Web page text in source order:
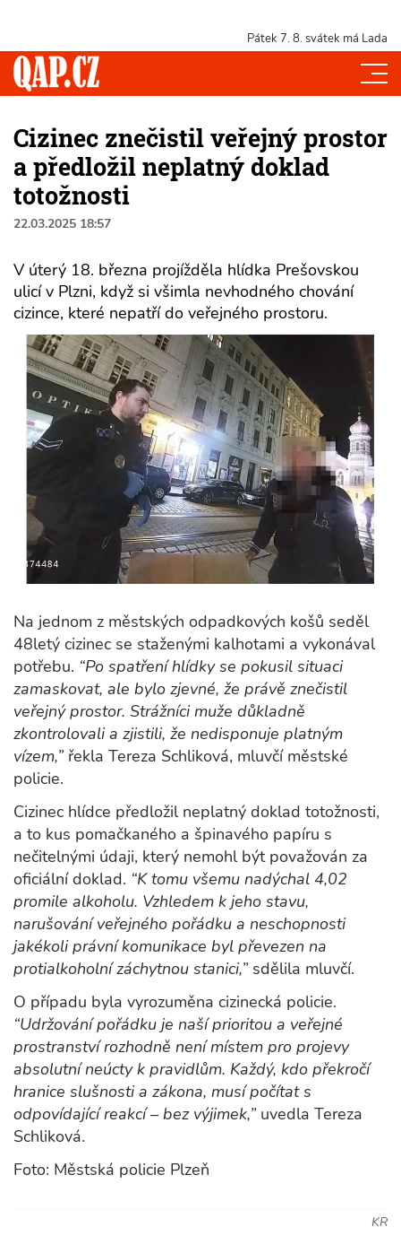
Pátek 7. 8. svátek má Lada
Cizinec znečistil veřejný prostor
a předložil neplatný doklad
totožnosti
22.03.2025 18:57
V úterý 18. března projížděla hlídka Prešovskou
ulicí v Plzni, když si všimla nevhodného chování
cizince, které nepatří do veřejného prostoru.
Na jednom z městských odpadkových košů seděl
48letý cizinec se staženými kalhotami a vykonával
potřebu. “Po spatření hlídky se pokusil situaci
zamaskovat, ale bylo zjevné, že právě znečistil
veřejný prostor. Strážníci muže důkladně
zkontrolovali a zjistili, že nedisponuje platným
vízem,” řekla Tereza Schliková, mluvčí městské
policie.
Cizinec hlídce předložil neplatný doklad totožnosti,
a to kus pomačkaného a špinavého papíru s
nečitelnými údaji, který nemohl být považován za
oficiální doklad. “K tomu všemu nadýchal 4,02
promile alkoholu. Vzhledem k jeho stavu,
narušování veřejného pořádku a neschopnosti
jakékoli právní komunikace byl převezen na
protialkoholní záchytnou stanici,” sdělila mluvčí.
O případu byla vyrozuměna cizinecká policie.
“Udržování pořádku je naší prioritou a veřejné
prostranství rozhodně není místem pro projevy
absolutní neúcty k pravidlům. Každý, kdo překročí
hranice slušnosti a zákona, musí počítat s
odpovídající reakcí – bez výjimek,” uvedla Tereza
Schliková.
Foto: Městská policie Plzeň
KR